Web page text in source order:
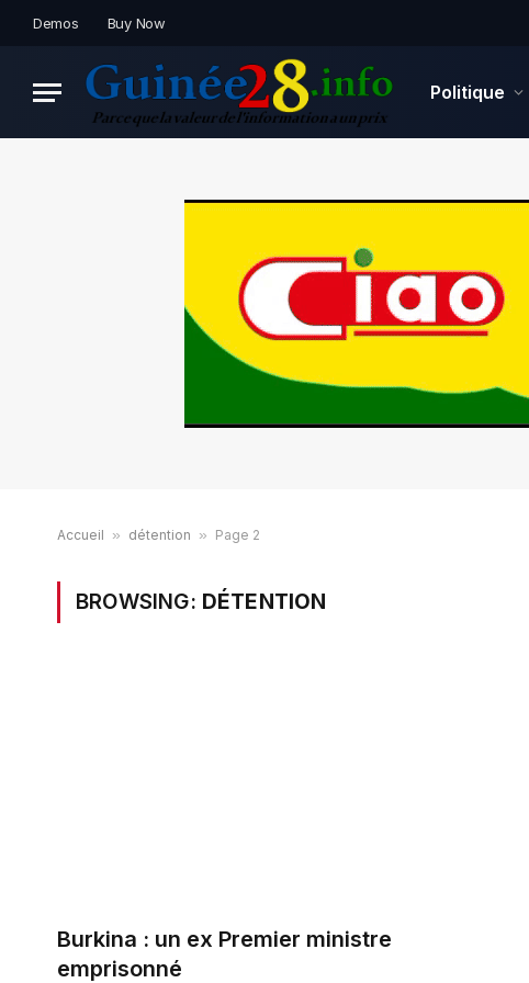
Demos Buy Now
Politique
Accueil » détention » Page 2
BROWSING: DÉTENTION
Burkina : un ex Premier ministre
emprisonné